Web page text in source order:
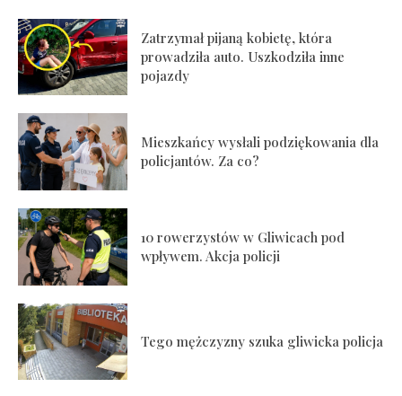
Zatrzymał pijaną kobietę, która
prowadziła auto. Uszkodziła inne
pojazdy
Mieszkańcy wysłali podziękowania dla
policjantów. Za co?
10 rowerzystów w Gliwicach pod
wpływem. Akcja policji
Tego mężczyzny szuka gliwicka policja